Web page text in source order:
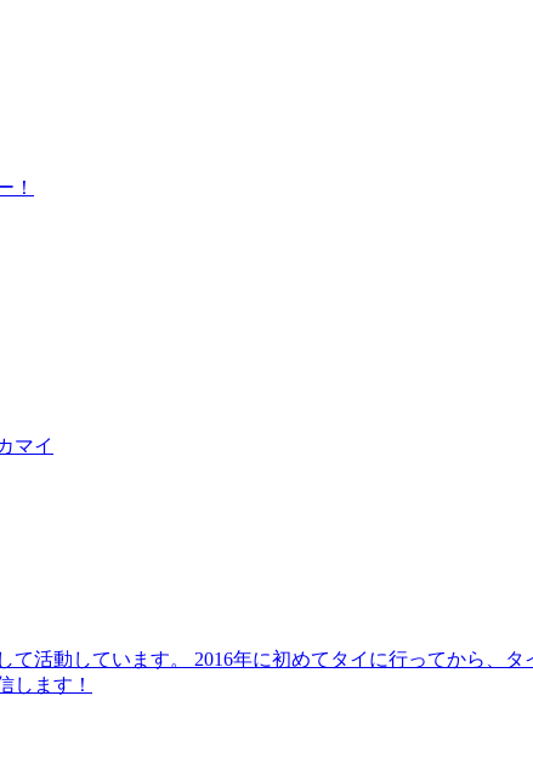
！
マイ
活動しています。 2016年に初めてタイに行ってから、
します！